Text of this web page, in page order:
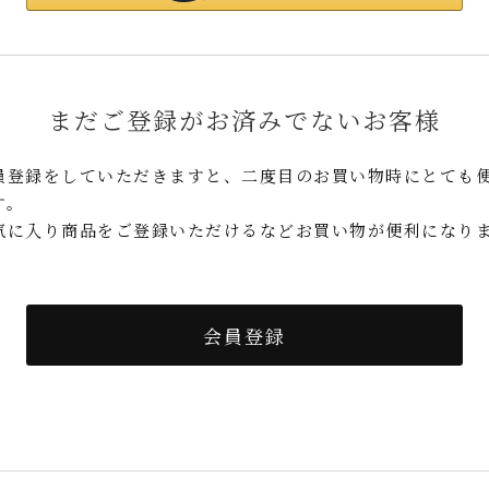
まだご登録がお済みでないお客様
登録をしていただきますと、二度目のお買い物時にとても
に入り商品をご登録いただけるなどお買い物が便利になり
会員登録